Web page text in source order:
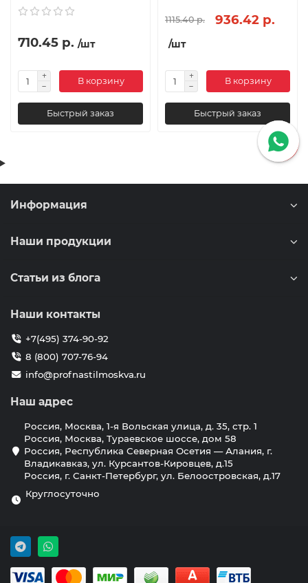
710.45 р. /шт
В корзину
Быстрый заказ
1115.40 р. 936.42 р.
/шт
В корзину
Быстрый заказ
Информация
Наши продукции
Статьи из блога
Наши контакты
+7(495) 374-90-92
8 (800) 707-76-94
info@profnastilmoskva.ru
Наш адрес
Россия, Москва, 1-я Вольская улица, д. 35, стр. 1
Россия, Москва, Тураевское шоссе, дом 58
Россия, Республика Северная Осетия — Алания, г.
Владикавказ, ул. Курсантов-Кировцев, д.15
Россия, г. Санкт-Петербург, ул. Белоостровская, д.17
Круглосуточно